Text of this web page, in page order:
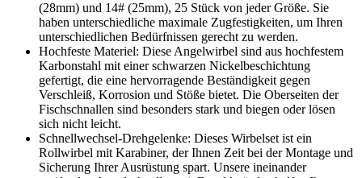
(28mm) und 14# (25mm), 25 Stück von jeder Größe. Sie
haben unterschiedliche maximale Zugfestigkeiten, um Ihren
unterschiedlichen Bedürfnissen gerecht zu werden.
Hochfeste Materiel: Diese Angelwirbel sind aus hochfestem
Karbonstahl mit einer schwarzen Nickelbeschichtung
gefertigt, die eine hervorragende Beständigkeit gegen
Verschleiß, Korrosion und Stöße bietet. Die Oberseiten der
Fischschnallen sind besonders stark und biegen oder lösen
sich nicht leicht.
Schnellwechsel-Drehgelenke: Dieses Wirbelset ist ein
Rollwirbel mit Karabiner, der Ihnen Zeit bei der Montage und
Sicherung Ihrer Ausrüstung spart. Unsere ineinander